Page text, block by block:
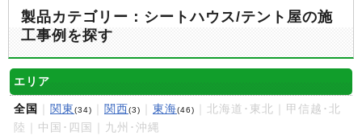
製品カテゴリー：シートハウス/テント屋の施
工事例を探す
エリア
全国 関東(34) 関西(3) 東海(46)
｜北海道･東北｜甲信越･北
陸｜中国･四国｜九州･沖縄